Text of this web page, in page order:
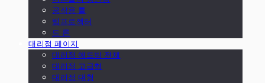
공작용 툴
빔프로젝터
드 론
대리점 페이지
대리점 애드빔 전체
대리점 고급형
대리점 대형